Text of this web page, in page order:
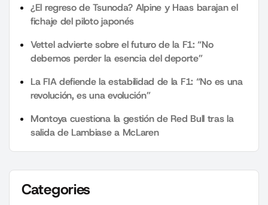
¿El regreso de Tsunoda? Alpine y Haas barajan el
fichaje del piloto japonés
Vettel advierte sobre el futuro de la F1: “No
debemos perder la esencia del deporte”
La FIA defiende la estabilidad de la F1: “No es una
revolución, es una evolución”
Montoya cuestiona la gestión de Red Bull tras la
salida de Lambiase a McLaren
Categories